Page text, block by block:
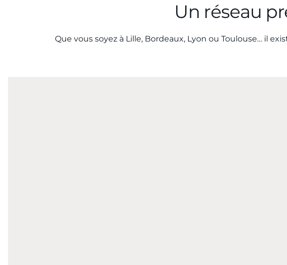
Un réseau
Que vous soyez à Lille, Bordeaux, Lyon ou Toulouse… il